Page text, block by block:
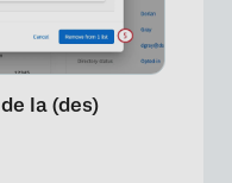
×
la (des)